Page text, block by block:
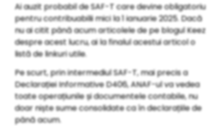
Ai auzit probabil de SAF-T care devine obligatoriu
pentru contribuabilii mici la 1 ianuarie 2025. Dacă
nu ai citit până acum articolele de peblogul Keez
despre acest lucru, ai la finalul acestui articol o
listă de linkuri utile.
Pe scurt, prin intermediul SAF-T, mai precis a
Declarației Informative D406, ANAF-ul va vedea
toate operațiunile și documentele contabile, nu
doar niște sume consolidate ca în declarațiile de
până acum.